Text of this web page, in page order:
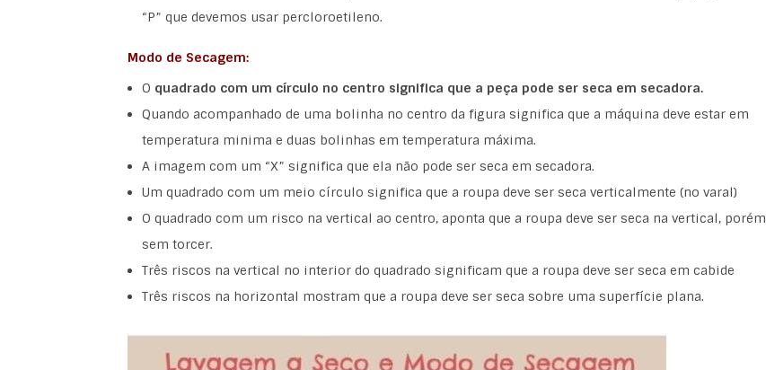
“P” que devemos usar percloroetileno.
Modo de Secagem:
O quadrado com um círculo no centro significa que a peça pode ser seca em secadora.
Quando acompanhado de uma bolinha no centro da figura significa que a máquina deve estar em
temperatura minima e duas bolinhas em temperatura máxima.
A imagem com um “X” significa que ela não pode ser seca em secadora.
Um quadrado com um meio círculo significa que a roupa deve ser seca verticalmente (no varal)
O quadrado com um risco na vertical ao centro, aponta que a roupa deve ser seca na vertical, porém
sem torcer.
Três riscos na vertical no interior do quadrado significam que a roupa deve ser seca em cabide
Três riscos na horizontal mostram que a roupa deve ser seca sobre uma superfície plana.